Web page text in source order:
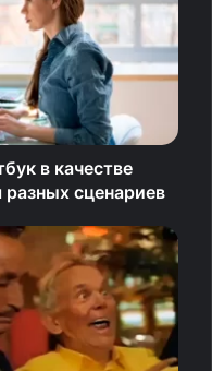
в качестве
сценариев